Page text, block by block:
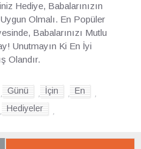
Hediye, Babalarınızın
Olmalı. En Popüler
Babalarınızı Mutlu
Unutmayın Ki En İyi
Olandır.
Günü İçin En
Hediyeler